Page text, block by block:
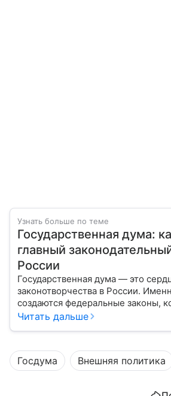
Узнать больше по теме
Государственная дума:
главный
России
Государственная дума — это
законотворчества в России.
создаются федеральные законы,
жизни каждого гражданина: от
Читать дальше
Госдума Внешняя политика